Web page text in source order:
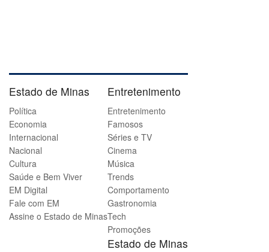
Estado de Minas
Política
Economia
Internacional
Nacional
Cultura
Saúde e Bem Viver
EM Digital
Fale com EM
Assine o Estado de Minas
Entretenimento
Entretenimento
Famosos
Séries e TV
Cinema
Música
Trends
Comportamento
Gastronomia
Tech
Promoções
Estado de Minas